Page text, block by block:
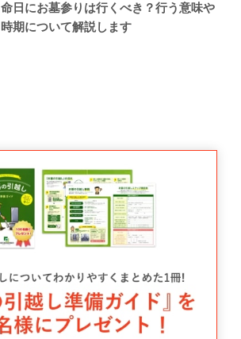
命日にお墓参りは行くべき？行う意味や
時期について解説します